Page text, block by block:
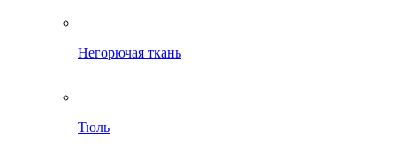
Негорючая ткань
Тюль